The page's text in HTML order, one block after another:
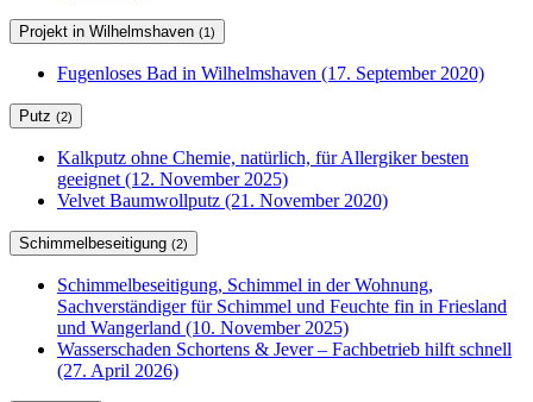
Projekt in Wilhelmshaven (1)
Fugenloses Bad in Wilhelmshaven (17. September 2020)
Putz (2)
Kalkputz ohne Chemie, natürlich, für Allergiker besten
geeignet (12. November 2025)
Velvet Baumwollputz (21. November 2020)
Schimmelbeseitigung (2)
Schimmelbeseitigung, Schimmel in der Wohnung,
Sachverständiger für Schimmel und Feuchte fin in Friesland
und Wangerland (10. November 2025)
Wasserschaden Schortens & Jever – Fachbetrieb hilft schnell
(27. April 2026)